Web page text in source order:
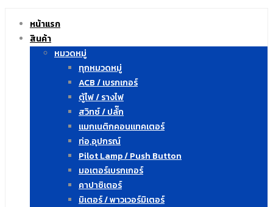
หน้าแรก
สินค้า
หมวดหมู่
ทุกหมวดหมู่
ACB / เบรกเกอร์
ตู้ไฟ / รางไฟ
สวิทซ์ / ปลั๊ก
แมกเนติกคอนแทคเตอร์
ท่อ,อุปกรณ์
Pilot Lamp / Push Button
มอเตอร์เบรกเกอร์
คาปาซิเตอร์
มิเตอร์ / พาวเวอร์มิเตอร์